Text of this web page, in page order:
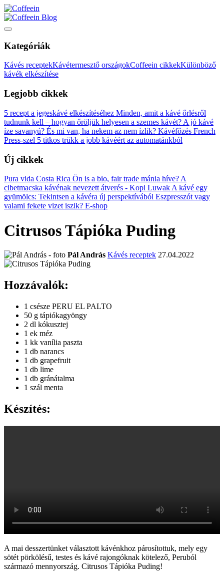
Blog
Kategóriák
Kávés receptekKávétermesztő országokCoffeein cikkekKülönböző
kávék elkészítése
Legjobb cikkek
5 recept a jegeskávé elkészítéséhez Minden, amit a kávé őrlésről
tudnunk kell – hogyan őröljük helyesen a szemes kávét? A jó kávé
íze savanyú? És mi van, ha nekem az nem ízlik? Kávéfőzés French
Press-szel 5 titkos trükk a jobb kávéért az automatánkból
Új cikkek
Pura vida Costa Rica Ön is a bio, fair trade mánia híve? A
cibetmacska kávénak nevezett átverés - Kopi Luwak A kávé egy
gyümölcs: Tekintsen a kávéra új perspektívából Eszpresszót vagy
valami fekete vizet iszik? E-shop
Citrusos Tápióka Puding
Pál András Kávés receptek 27.04.2022
Hozzávalók:
1 csésze PERU EL PALTO
50 g tápiókagyöngy
2 dl kókusztej
1 ek méz
1 kk vanília paszta
1 db narancs
1 db grapefruit
1 db lime
1 db gránátalma
1 szál menta
Készítés:
A mai desszertünket választott kávénkhoz párosítottuk, mely egy
sötét pörkölésű, testes és kávé rajongóknak kötelező, Peruból
származó mennyország. Citrusos Tápióka Puding!